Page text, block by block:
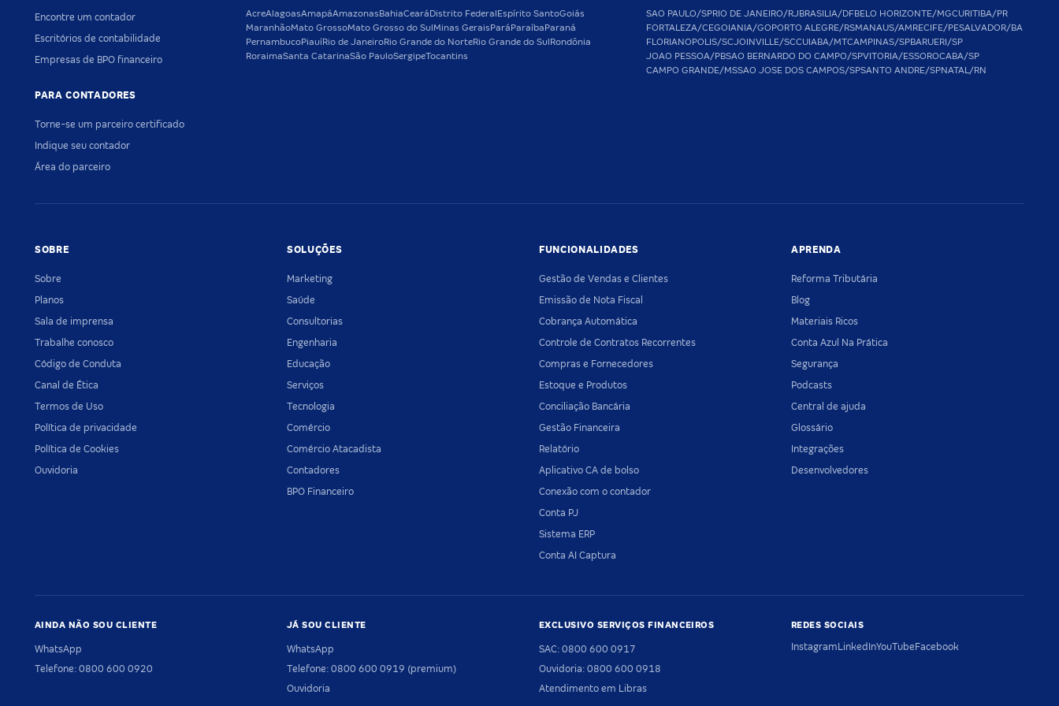
Encontre um contador
Escritórios de contabilidade
Empresas de BPO financeiro
PARA CONTADORES
Torne-se um parceiro certificado
Indique seu contador
Área do parceiro
AcreAlagoasAmapáAmazonasBahiaCearáDistrito FederalEspírito SantoGoiás
MaranhãoMato GrossoMato Grosso do SulMinas GeraisParáParaíbaParaná
PernambucoPiauíRio de JaneiroRio Grande do NorteRio Grande do SulRondônia
RoraimaSanta CatarinaSão PauloSergipeTocantins
SAO PAULO/SPRIO DE JANEIRO/RJBRASILIA/DFBELO HORIZONTE/MGCURITIBA/PR
FORTALEZA/CEGOIANIA/GOPORTO ALEGRE/RSMANAUS/AMRECIFE/PESALVADOR/BA
FLORIANOPOLIS/SCJOINVILLE/SCCUIABA/MTCAMPINAS/SPBARUERI/SP
JOAO PESSOA/PBSAO BERNARDO DO CAMPO/SPVITORIA/ESSOROCABA/SP
CAMPO GRANDE/MSSAO JOSE DOS CAMPOS/SPSANTO ANDRE/SPNATAL/RN
SOBRE
Sobre
Planos
Sala de imprensa
Trabalhe conosco
Código de Conduta
Canal de Ética
Termos de Uso
Política de privacidade
Política de Cookies
Ouvidoria
SOLUÇÕES
Marketing
Saúde
Consultorias
Engenharia
Educação
Serviços
Tecnologia
Comércio
Comércio Atacadista
Contadores
BPO Financeiro
FUNCIONALIDADES
Gestão de Vendas e Clientes
Emissão de Nota Fiscal
Cobrança Automática
Controle de Contratos Recorrentes
Compras e Fornecedores
Estoque e Produtos
Conciliação Bancária
Gestão Financeira
Relatório
Aplicativo CA de bolso
Conexão com o contador
Conta PJ
Sistema ERP
Conta AI Captura
APRENDA
Reforma Tributária
Blog
Materiais Ricos
Conta Azul Na Prática
Segurança
Podcasts
Central de ajuda
Glossário
Integrações
Desenvolvedores
AINDA NÃO SOU CLIENTE
WhatsApp
Telefone: 0800 600 0920
JÁ SOU CLIENTE
WhatsApp
Telefone: 0800 600 0919 (premium)
Ouvidoria
EXCLUSIVO SERVIÇOS FINANCEIROS
SAC: 0800 600 0917
Ouvidoria: 0800 600 0918
Atendimento em Libras
REDES SOCIAIS
InstagramLinkedInYouTubeFacebook